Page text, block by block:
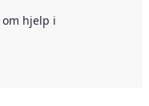
om hjelp i